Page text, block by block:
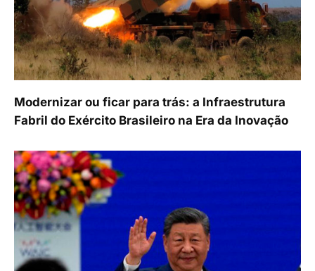
Modernizar ou ficar para trás: a Infraestrutura
Fabril do Exército Brasileiro na Era da Inovação